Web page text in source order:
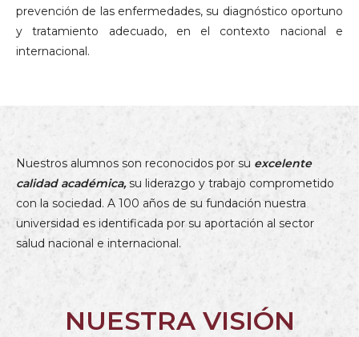
prevención de las enfermedades, su diagnóstico oportuno
y tratamiento adecuado, en el contexto nacional e
internacional.
Nuestros alumnos son reconocidos por su excelente
calidad académica,su liderazgo y trabajo comprometido
con la sociedad. A 100 años de su fundación nuestra
universidad es identificada por su aportación al sector
salud nacional e internacional.
NUESTRA VISIÓN